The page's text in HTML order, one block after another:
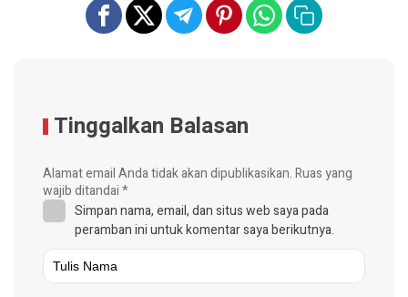
Tinggalkan Balasan
Alamat email Anda tidak akan dipublikasikan.Ruas yang
wajib ditandai*
Simpan nama, email, dan situs web saya pada
peramban ini untuk komentar saya berikutnya.